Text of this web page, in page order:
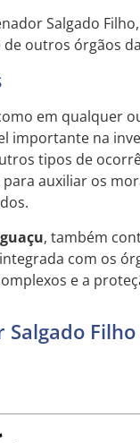
Salgado
de outros órgãos
em qualquer
importante na
tipos de
auxiliar os
, também
com os
e a
Filho